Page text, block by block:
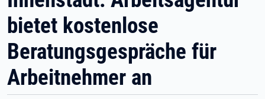
bietet kostenlose
Beratungsgespräche für
Arbeitnehmer an